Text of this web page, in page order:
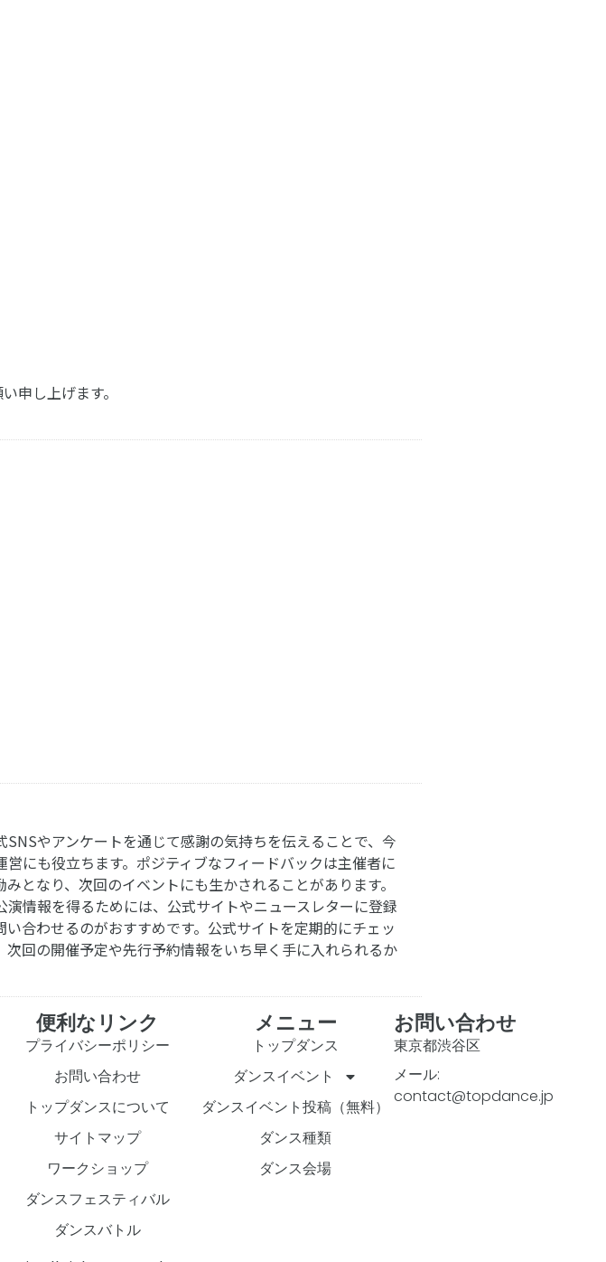
申し上げます。
SNSやアンケートを通じて感謝の気持ちを伝えることで、今
営にも役立ちます。ポジティブなフィードバックは主催者に
みとなり、次回のイベントにも生かされることがあります。
演情報を得るためには、公式サイトやニュースレターに登録
い合わせるのがおすすめです。公式サイトを定期的にチェッ
次回の開催予定や先行予約情報をいち早く手に入れられるか
便利なリンク
プライバシーポリシー
お問い合わせ
トップダンスについて
サイトマップ
ワークショップ
ダンスフェスティバル
ダンスバトル
メニュー
トップダンス
ダンスイベント
ダンスイベント投稿（無料）
ダンス種類
ダンス会場
お問い合わせ
東京都渋谷区
メール:
contact@topdance.jp